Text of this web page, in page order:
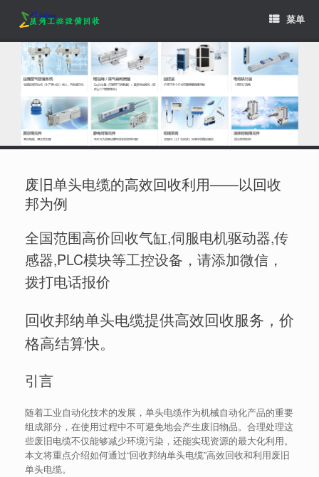
content
菜单
废旧单头电缆的高效回收利用——以回收
邦为例
全国范围高价回收气缸,伺服电机驱动器,传
感器,PLC模块等工控设备，请添加微信，
拨打电话报价
回收邦纳单头电缆提供高效回收服务，价
格高结算快。
引言
随着工业自动化技术的发展，单头电缆作为机械自动化产品的重要
组成部分，在使用过程中不可避免地会产生废旧物品。合理处理这
些废旧电缆不仅能够减少环境污染，还能实现资源的最大化利用。
本文将重点介绍如何通过“回收邦纳单头电缆”高效回收和利用废旧
单头电缆。